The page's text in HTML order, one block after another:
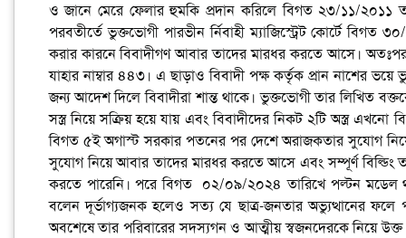
ও জানে মেরে ফেলার হুমকি প্রদান করিলে বিগত ২৩/১১/২০১১
পরবতীর্তে ভুক্তভোগী পারভীন র্নিবাহী ম্যাজিস্ট্রেট কোর্টে
করার কারনে বিবাদীগণ আবার তাদের মারধর করতে আসে।
যাহার নাম্বার ৪৪৩। এ ছাড়াও বিবাদী পক্ষ কর্তৃক প্রান নাশের ভয়ে
জন্য আদেশ দিলে বিবাদীরা শান্ত থাকে। ভুক্তভোগী তার লিখিত
সস্ত্র নিয়ে সক্রিয় হয়ে যায় এবং বিবাদীদের নিকট ২টি অস্ত্র এখনো
বিগত ৫ই অগাস্ট সরকার পতনের পর দেশে অরাজকতার সুযোগ
সুযোগ নিয়ে আবার তাদের মারধর করতে আসে এবং সম্পূর্ণ বিল্ডিং
করতে পারেনি। পরে বিগত ০২/০৯/২০২৪ তারিখে পল্টন মডেল
বলেন দূর্ভাগ্যজনক হলেও সত্য যে ছাত্র-জনতার অভ্যুত্থানের
অবশেষে তার পরিবারের সদস্যগন ও আত্মীয় স্বজনদেরকে নিয়ে